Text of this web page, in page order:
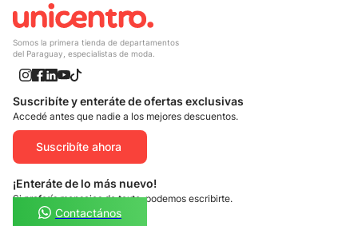
Somos la primera tienda de departamentos
del Paraguay, especialistas de moda.
Suscribíte y enteráte de ofertas exclusivas
Accedé antes que nadie a los mejores descuentos.
Suscribíte ahora
¡Enteráte de lo más nuevo!
Si preferís mensajes de texto, podemos escribirte.
Contactános